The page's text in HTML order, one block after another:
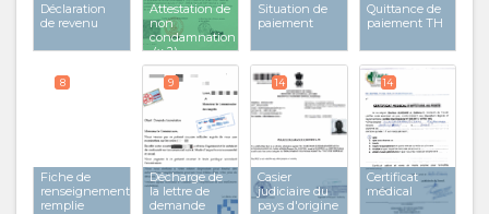
Déclaration
de revenu
Attestation de
non
condamnation
(x 2)
Situation de
paiement
Quittance de
paiement TH
Fiche de
renseignements
remplie
8
Décharge de
la lettre de
demande
9
Casier
judiciaire du
pays d'origine
14
Certificat
médical
14